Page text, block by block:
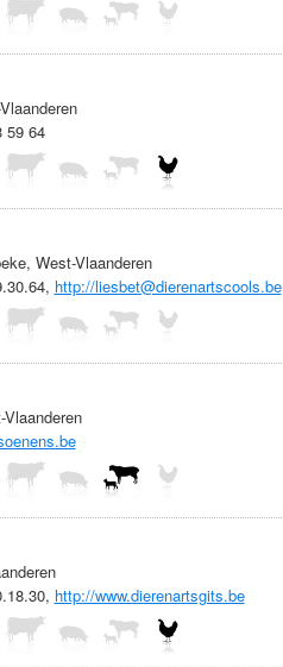
59 64
West-Vlaanderen
http://liesbet@dierenartscools.be
http://www.dierenartsgits.be